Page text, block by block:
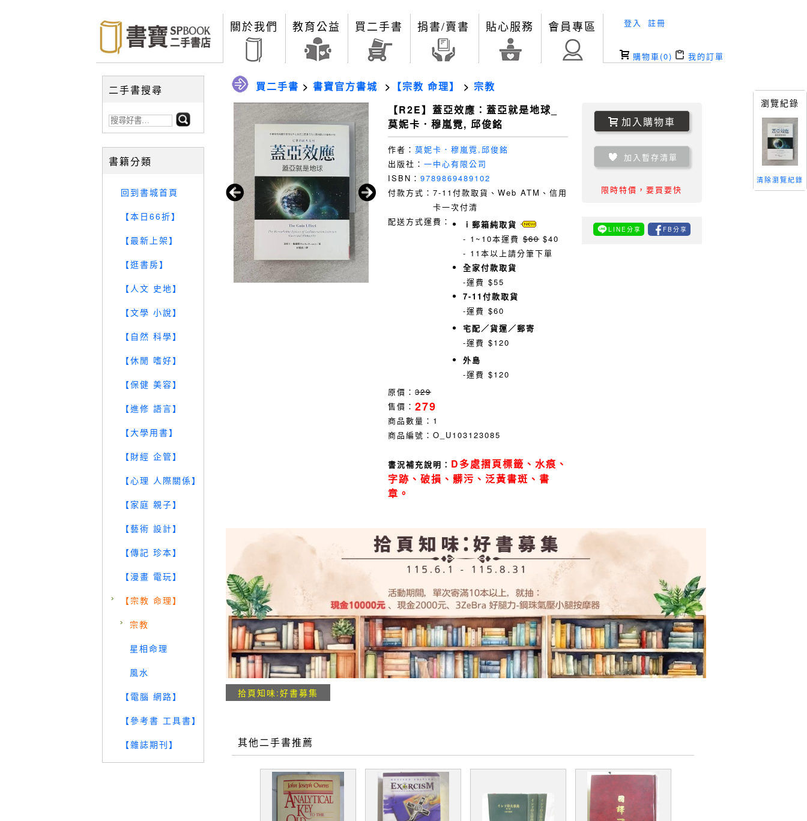
關於我們 教育公益 買二手書 捐書/賣書 貼心服務 會員專區 登入 註冊
購物車(0) 我的訂單
二手書搜尋
書籍分類
回到書城首頁
【本日66折】
【最新上架】
【逛書房】
【人文 史地】
【文學 小說】
【自然 科學】
【休閒 嗜好】
【保健 美容】
【進修 語言】
【大學用書】
【財經 企管】
【心理 人際關係】
【家庭 親子】
【藝術 設計】
【傳記 珍本】
【漫畫 電玩】
【宗教 命理】
宗教
星相命理
風水
【電腦 網路】
【參考書 工具書】
【雜誌期刊】
買二手書 > 書寶官方書城 > 【宗教 命理】 > 宗教
【R2E】蓋亞效應：蓋亞就是地球_
莫妮卡．穆嵐霓, 邱俊銘
作者： 莫妮卡．穆嵐霓,邱俊銘
出版社： 一中心有限公司
ISBN： 9789869489102
付款方式： 7-11付款取貨、Web ATM、信用
卡一次付清
配送方式運費：
ｉ郵箱純取貨
- 1~10本運費 $60 $40
- 11本以上請分筆下單
全家付款取貨
-運費 $55
7-11付款取貨
-運費 $60
宅配／貨運／郵寄
-運費 $120
外島
-運費 $120
原價： 329
售價： 279
商品數量： 1
商品編號： O_U103123085
書況補充說明： D多處摺頁標籤、水痕、
字跡、破損、髒污、泛黃書斑、書
章。
加入購物車
加入暫存清單
限時特價，要買要快
LINE分享 FB分享
拾頁知味:好書募集
其他二手書推薦
瀏覽紀錄
清除瀏覽紀錄